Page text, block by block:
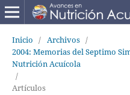
Inicio / Archivos /
2004: Memorias del Septimo
Nutrición Acuícola
/
Artículos